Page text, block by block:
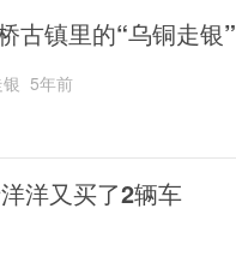
古镇里的“乌铜走银”
5年前
洋又买了2辆车